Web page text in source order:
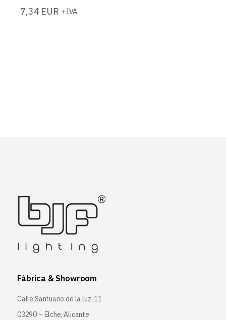
7,34 EUR +IVA
Fábrica & Showroom
Calle Santuario de la luz, 11
03290 – Elche, Alicante